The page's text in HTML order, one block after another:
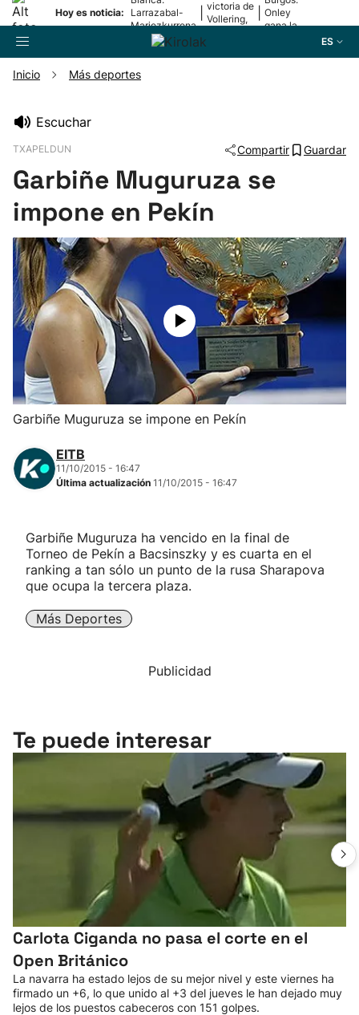
Hoy es noticia:
Larrazabal-
Mariezkurrena
II, a la final
victoria de
Vollering,
Onley
gana la
ES
Pelota
Remo
Baloncesto
Ciclismo
Herri-kirolak
Balonmano
Kirolak 360
Carreras de montaña
Inicio Más deportes
Escuchar
TXAPELDUN Compartir Guardar
Garbiñe Muguruza se
impone en Pekín
Garbiñe Muguruza se impone en Pekín
EITB
11/10/2015 - 16:47
Última actualización 11/10/2015 - 16:47
Garbiñe Muguruza ha vencido en la final de
Torneo de Pekín a Bacsinszky y es cuarta en el
ranking a tan sólo un punto de la rusa Sharapova
que ocupa la tercera plaza.
Más Deportes
Publicidad
Te puede interesar
Carlota Ciganda no pasa el corte en el
Open Británico
La navarra ha estado lejos de su mejor nivel y este viernes ha
firmado un +6, lo que unido al +3 del jueves le han dejado muy
lejos de los puestos cabeceros con 151 golpes.